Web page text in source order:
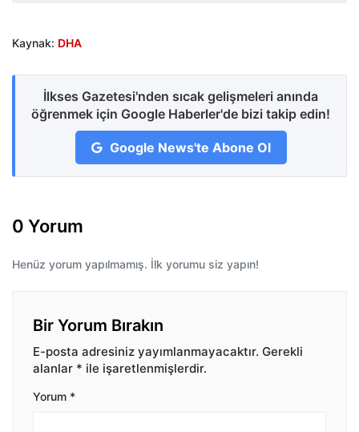
Kaynak: DHA
İlkses Gazetesi'nden sıcak gelişmeleri anında
öğrenmek için Google Haberler'de bizi takip edin!
Google News'te Abone Ol
0 Yorum
Henüz yorum yapılmamış. İlk yorumu siz yapın!
Bir Yorum Bırakın
E-posta adresiniz yayımlanmayacaktır. Gerekli
alanlar * ile işaretlenmişlerdir.
Yorum *